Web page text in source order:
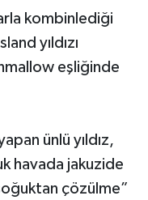
kombinlediği
yıldızı
eşliğinde
ünlü yıldız,
havada jakuzide
çözülme”